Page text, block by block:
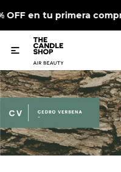
en tu primera
